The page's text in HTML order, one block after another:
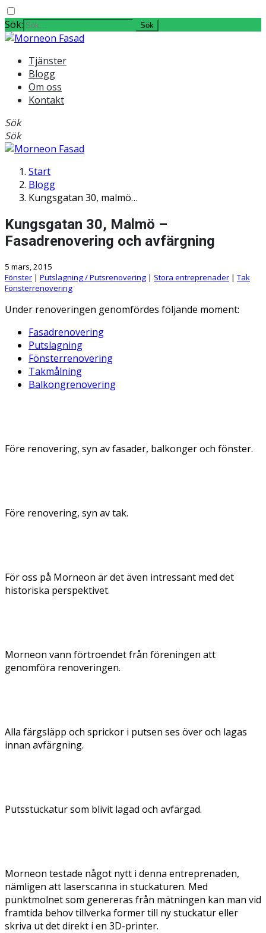
Sök:
Tjänster
Blogg
Om oss
Kontakt
Sök
Sök
Start
Blogg
Kungsgatan 30, malmö…
Kungsgatan 30, Malmö –
Fasadrenovering och avfärgning
5 mars, 2015
Fönster | Putslagning / Putsrenovering | Stora entreprenader |Tak
Fönsterrenovering
Under renoveringen genomfördes följande moment:
Fasadrenovering
Putslagning
Fönsterrenovering
Takmålning
Balkongrenovering
Före renovering, syn av fasader, balkonger och fönster.
Före renovering, syn av tak.
För oss på Morneon är det även intressant med det
historiska perspektivet.
Morneon vann förtroendet från föreningen att
genomföra renoveringen.
Alla färgsläpp och sprickor i putsen ses över och lagas
innan avfärgning.
Putsstuckatur som blivit lagad och avfärgad.
Morneon testade något nytt i denna entreprenaden,
nämligen att laserscanna in stuckaturen. Med
punktmolnet som genereras från mätningen kan man vid
framtida behov tillverka former till ny stuckatur eller
skriva ut det direkt i en 3D-printer.